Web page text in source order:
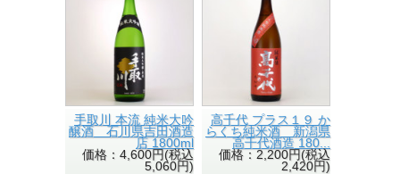
手取川 本流 純米大吟
醸酒 石川県吉田酒造
店 1800ml
価格：4,600円(税込
5,060円)
高千代 プラス１９ か
らくち純米酒 新潟県
高千代酒造 180...
価格：2,200円(税込
2,420円)